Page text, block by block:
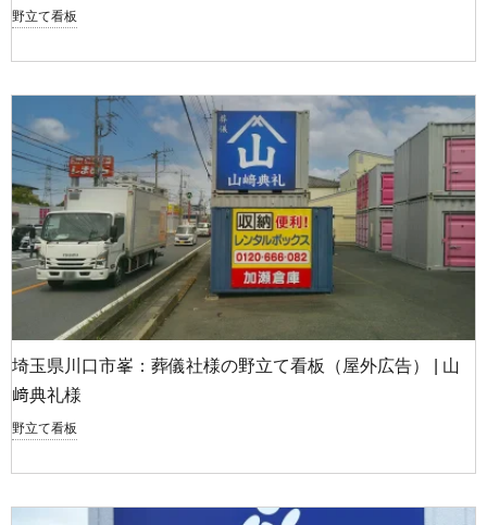
野立て看板
埼玉県川口市峯：葬儀社様の野立て看板（屋外広告） | 山
﨑典礼様
野立て看板